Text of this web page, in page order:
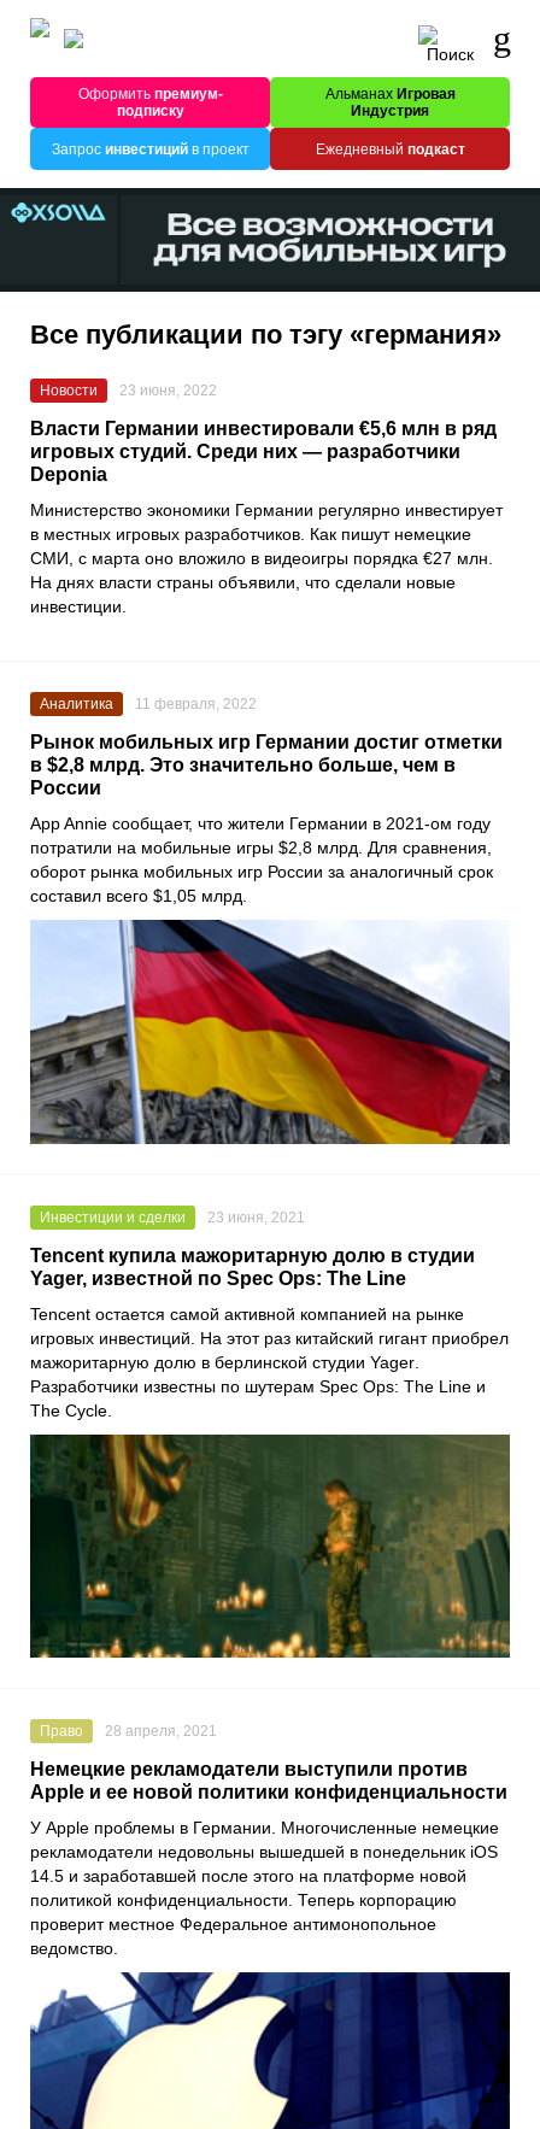
Оформитьпремиум-
подписку
Альманах Игровая
Индустрия
Запрос инвестицийв проект Ежедневный подкаст
Все публикации по тэгу «германия»
Новости 23 июня, 2022
Власти Германии инвестировали €5,6 млн в ряд
игровых студий. Среди них — разработчики
Deponia
Министерство экономики Германии регулярно инвестирует
в местных игровых разработчиков. Как пишут немецкие
СМИ, с марта оно вложило в видеоигры порядка €27 млн.
На днях власти страны объявили, что сделали новые
инвестиции.
Аналитика 11 февраля, 2022
Рынок мобильных игр Германии достиг отметки
в $2,8 млрд. Это значительно больше, чем в
России
App Annie сообщает, что жители Германии в 2021-ом году
потратили на мобильные игры $2,8 млрд. Для сравнения,
оборот рынка мобильных игр России за аналогичный срок
составил всего $1,05 млрд.
Инвестиции и сделки 23 июня, 2021
Tencent купила мажоритарную долю в студии
Yager, известной по Spec Ops: The Line
Tencent остается самой активной компанией на рынке
игровых инвестиций. На этот раз китайский гигант приобрел
мажоритарную долю в берлинской студии Yager
Разработчики известны по шутерам Spec Ops: The Line и
The Cycle
Право 28 апреля, 2021
Немецкие рекламодатели выступили против
Apple и ее новой политики конфиденциальности
У Apple проблемы в Германии. Многочисленные немецкие
рекламодатели недовольны вышедшей в понедельник iOS
14.5 и заработавшей после этого на платформе новой
политикой конфиденциальности. Теперь корпорацию
проверит местное Федеральное антимонопольное
ведомство.